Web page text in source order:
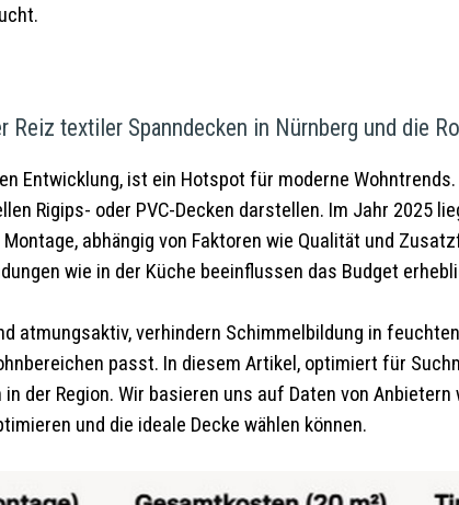
Reiz textiler Spanndecken in Nürnberg und die
Entwicklung, ist ein Hotspot für moderne
Rigips- oder PVC-Decken darstellen. Im Jahr 2025
abhängig von Faktoren wie Qualität und
wie in der Küche beeinflussen das Budget
atmungsaktiv, verhindern Schimmelbildung in
passt. In diesem Artikel, optimiert für
der Region. Wir basieren uns auf Daten von
und die ideale Decke wählen können.